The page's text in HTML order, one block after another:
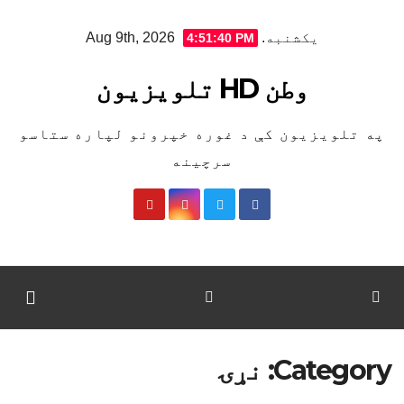
یکشنبه. Aug 9th, 2026 4:51:41 PM
وطن HD تلویزیون
په تلویزیون کې د غوره خپرونو لپاره ستاسو
سرچینه
Category: نړۍ